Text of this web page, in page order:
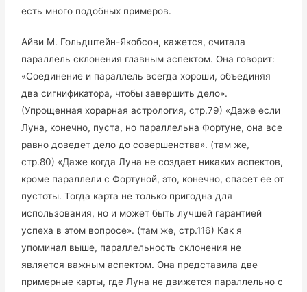
есть много подобных примеров.
Айви М. Гольдштейн-Якобсон, кажется, считала
параллель склонения главным аспектом. Она говорит:
«Соединение и параллель всегда хороши, объединяя
два сигнификатора, чтобы завершить дело».
(Упрощенная хорарная астрология, стр.79) «Даже если
Луна, конечно, пуста, но параллельна Фортуне, она все
равно доведет дело до совершенства». (там же,
стр.80) «Даже когда Луна не создает никаких аспектов,
кроме параллели с Фортуной, это, конечно, спасет ее от
пустоты. Тогда карта не только пригодна для
использования, но и может быть лучшей гарантией
успеха в этом вопросе». (там же, стр.116) Как я
упоминал выше, параллельность склонения не
является важным аспектом. Она представила две
примерные карты, где Луна не движется параллельно с